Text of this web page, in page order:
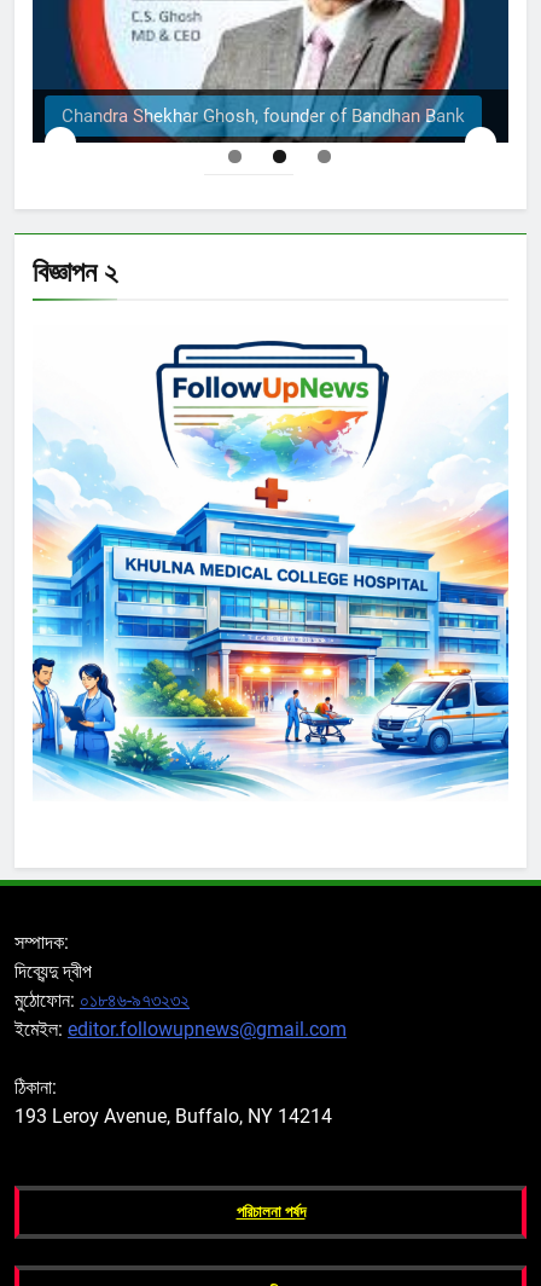
Chandra Shekhar Ghosh, founder of Bandhan Bank
বিজ্ঞাপন ২
সম্পাদক:
দিব্যেন্দু দ্বীপ
মুঠোফোন: ০১৮৪৬-৯৭৩২৩২
ইমেইল: editor.followupnews@gmail.com
ঠিকানা:
193 Leroy Avenue, Buffalo, NY 14214
পরিচালনা পর্ষদ